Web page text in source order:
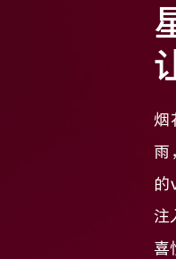
烟
雨
的
注
喜